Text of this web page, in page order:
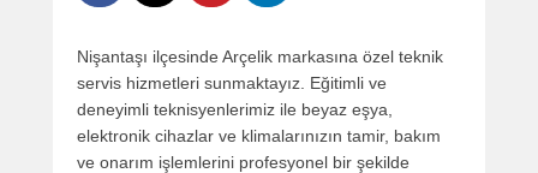
Nişantaşı ilçesinde Arçelik markasına özel teknik
servis hizmetleri sunmaktayız. Eğitimli ve
deneyimli teknisyenlerimiz ile beyaz eşya,
elektronik cihazlar ve klimalarınızın tamir, bakım
ve onarım işlemlerini profesyonel bir şekilde